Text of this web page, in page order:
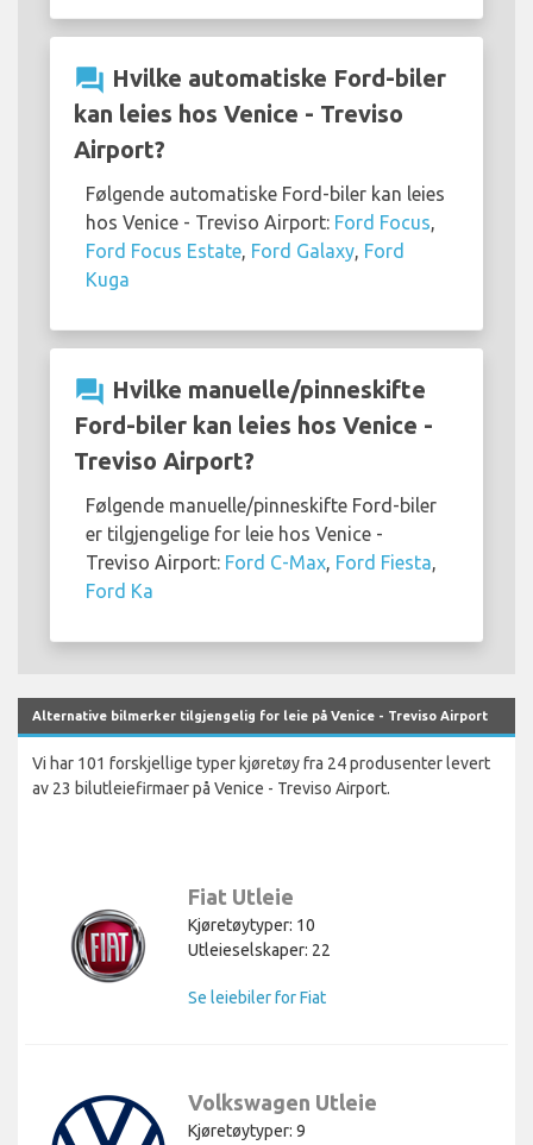
question_answer Hvilke automatiske Ford-biler
kan leies hos Venice - Treviso
Airport?
Følgende automatiske Ford-biler kan leies
hos Venice - Treviso Airport: Ford Focus,
Ford Focus Estate, Ford Galaxy, Ford
Kuga
question_answer Hvilke manuelle/pinneskifte
Ford-biler kan leies hos Venice -
Treviso Airport?
Følgende manuelle/pinneskifte Ford-biler
er tilgjengelige for leie hos Venice -
Treviso Airport: Ford C-Max, Ford Fiesta,
Ford Ka
Alternative bilmerker tilgjengelig for leie på Venice - Treviso Airport
Vi har 101 forskjellige typer kjøretøy fra 24 produsenter levert
av 23 bilutleiefirmaer på Venice - Treviso Airport.
Fiat Utleie
Kjøretøytyper: 10
Utleieselskaper: 22
Se leiebiler for Fiat
Volkswagen Utleie
Kjøretøytyper: 9